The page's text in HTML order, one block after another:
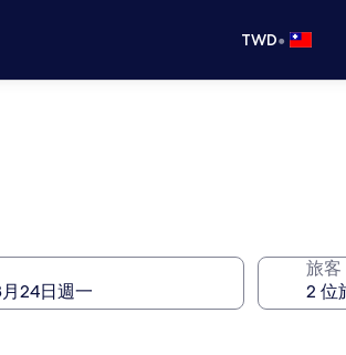
TWD•
旅客